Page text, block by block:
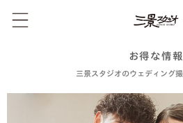
お得な情報
三景スタジオのウェディング